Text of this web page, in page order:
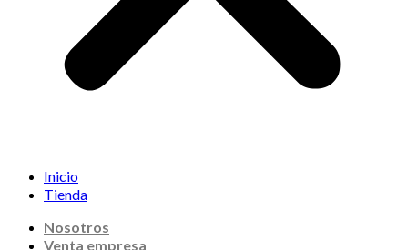
Inicio
Tienda
Nosotros
Venta empresa